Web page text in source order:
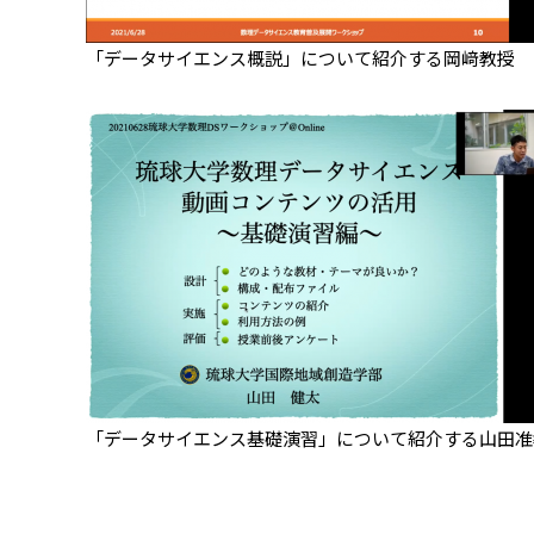
「データサイエンス概説」について紹介する岡﨑教授
「データサイエンス基礎演習」について紹介する山田